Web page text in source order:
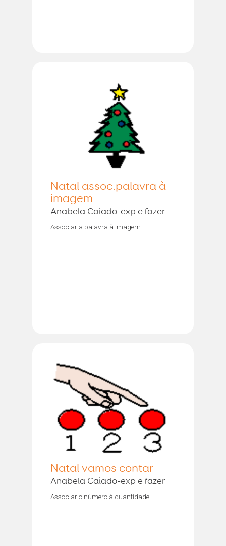
Natal assoc.palavra à
imagem
Anabela Caiado-exp e fazer
Associar a palavra à imagem.
Natal vamos contar
Anabela Caiado-exp e fazer
Associar o número à quantidade.